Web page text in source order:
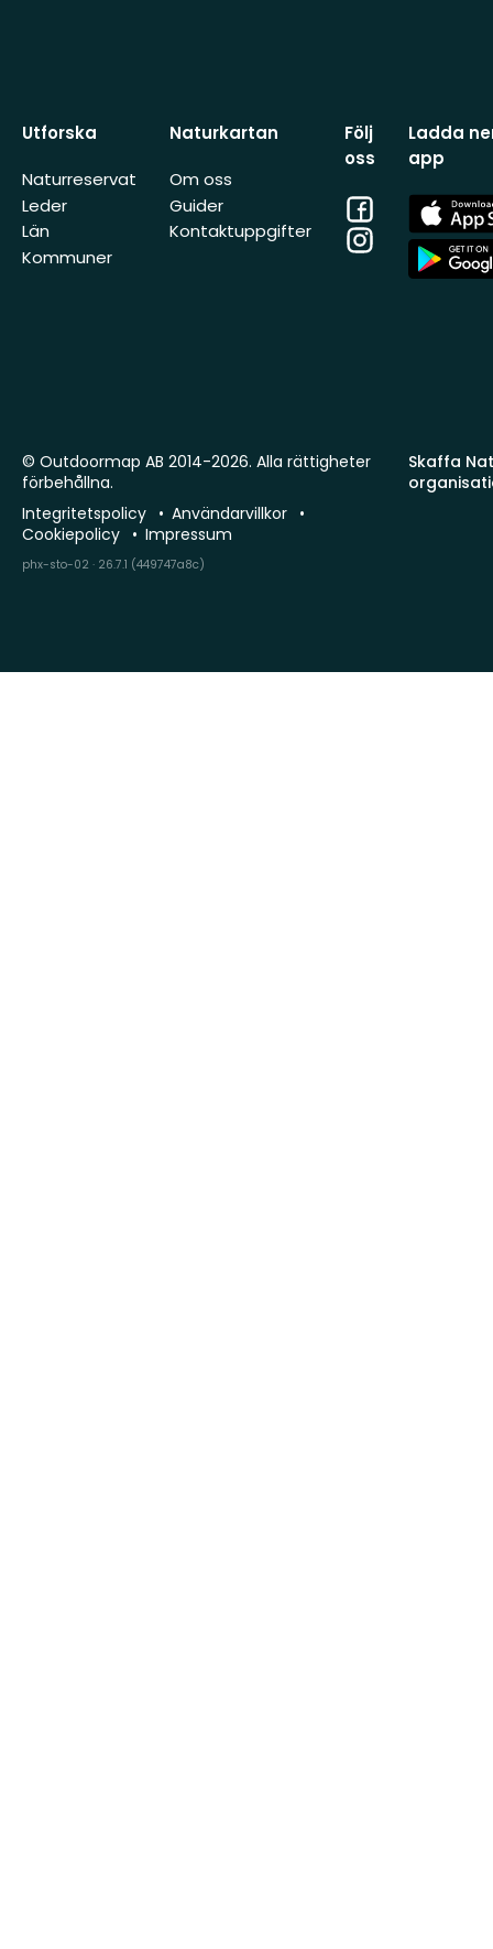
Utforska
Naturreservat
Leder
Län
Kommuner
Naturkartan
Om oss
Guider
Kontaktuppgifter
Följ
oss
Facebook
Instagram
Ladda
app
App
Store
App
Store
Skaffa
© Outdoormap AB 2014-2026. Alla rättigheter
förbehållna.
Integritetspolicy
Användarvillkor
Cookiepolicy
Impressum
phx-sto-02 · 26.7.1 (449747a8c)